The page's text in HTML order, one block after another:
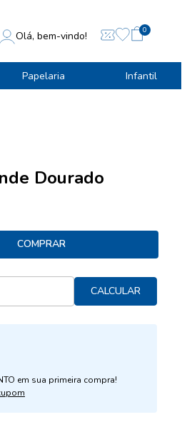
Olá, bem-vindo! 0
Papelaria Infantil
Dourado
COMPRAR
CALCULAR
em sua primeira compra!